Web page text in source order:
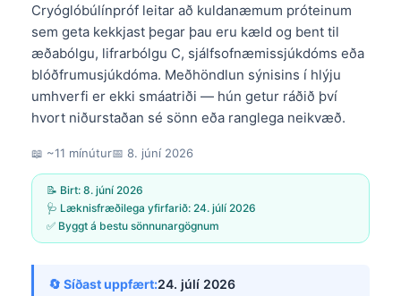
Cryóglóbúlínpróf leitar að kuldanæmum próteinum
sem geta kekkjast þegar þau eru kæld og bent til
æðabólgu, lifrarbólgu C, sjálfsofnæmissjúkdóms eða
blóðfrumusjúkdóma. Meðhöndlun sýnisins í hlýju
umhverfi er ekki smáatriði — hún getur ráðið því
hvort niðurstaðan sé sönn eða ranglega neikvæð.
📖 ~11 mínútur📅 8. júní 2026
📝 Birt: 8. júní 2026
🩺 Læknisfræðilega yfirfarið: 24. júlí 2026
✅ Byggt á bestu sönnunargögnum
🔄 Síðast uppfært:24. júlí 2026